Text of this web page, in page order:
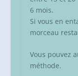
6 mois.
Si vous en
morceau
Vous pouvez
méthode.